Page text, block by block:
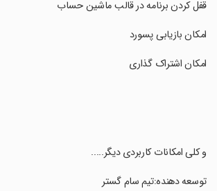
‏قفل کردن برنامه در قالب ماشین حساب
‏امکان بازیابی پسورد
‏امکان اشتراک گذاری
‏و کلی امکانات کاربردی دیگر.....
‏توسعه دهنده:تیم سام گستر